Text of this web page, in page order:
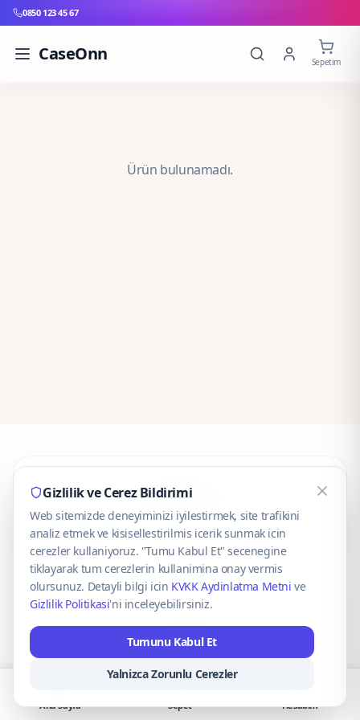
0850 123 45 67
CaseOnn Sepetim
Ürün bulunamadı.
CaseOnn
© 2025 CaseOnn. Tüm hakları saklıdır.
VISA Mastercard
Gizlilik ve Cerez Bildirimi
Web sitemizde deneyiminizi iyilestirmek, site trafikini
analiz etmek ve kisisellestirilmis icerik sunmak icin
cerezler kullaniyoruz. "Tumu Kabul Et" secenegine
tiklayarak tum cerezlerin kullanimina onay vermis
olursunuz. Detayli bilgi icin KVKK Aydinlatma Metni ve
Gizlilik Politikasi'ni inceleyebilirsiniz.
Tumunu Kabul Et
Yalnizca Zorunlu Cerezler
Ana Sayfa Sepet Hesabım